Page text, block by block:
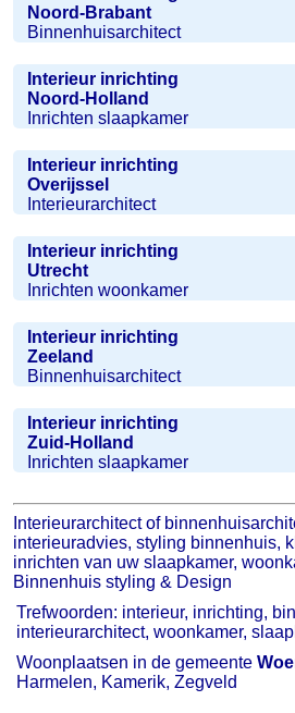
Noord-Brabant
Binnenhuisarchitect
Interieur inrichting
Noord-Holland
Inrichten slaapkamer
Interieur inrichting
Overijssel
Interieurarchitect
Interieur inrichting
Utrecht
Inrichten woonkamer
Interieur inrichting
Zeeland
Binnenhuisarchitect
Interieur inrichting
Zuid-Holland
Inrichten slaapkamer
Interieurarchitect of
interieuradvies, styling binnenhuis,
inrichten van uw slaapkamer,
Binnenhuis styling & Design
Trefwoorden: interieur, inrichting,
interieurarchitect, woonkamer,
Woonplaatsen in de gemeente
Harmelen, Kamerik, Zegveld